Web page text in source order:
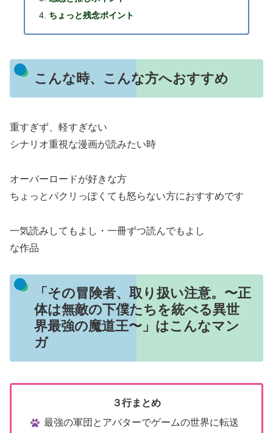
ちょっと残念ポイント
こんな時、こんな方へおすすめ
重すぎず、軽すぎない
シナリオ重視な漫画が読みたい時
オーバーロードが好きな方
ちょっとパクリっぽくても怒らない方におすすめです
一気読みしてもよし・一冊ずつ読んでもよし
な作品
「その冒険者、取り扱い注意。〜正
体は無敵の下僕たちを統べる異世
界最強の魔道王〜」はこんなマン
ガ
３行まとめ
最強の軍団とアバターでゲームの世界に転送